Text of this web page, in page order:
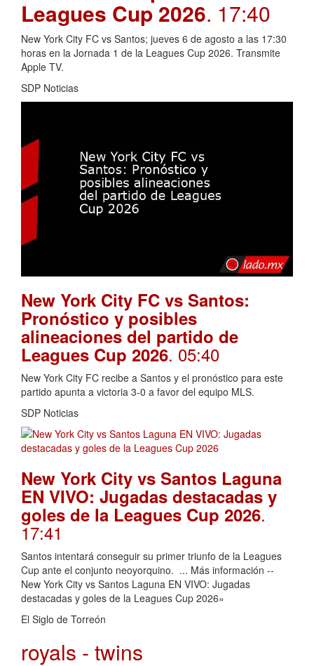
Leagues Cup 2026. 17:40
New York City FC vs Santos; jueves 6 de agosto a las 17:30
horas en la Jornada 1 de la Leagues Cup 2026. Transmite
Apple TV.
SDP Noticias
New York City FC vs Santos:
Pronóstico y posibles
alineaciones del partido de
Leagues Cup 2026. 05:40
New York City FC recibe a Santos y el pronóstico para este
partido apunta a victoria 3-0 a favor del equipo MLS.
SDP Noticias
New York City vs Santos Laguna
EN VIVO: Jugadas destacadas y
goles de la Leagues Cup 2026.
17:41
Santos intentará conseguir su primer triunfo de la Leagues
Cup ante el conjunto neoyorquino. ... Más información --
New York City vs Santos Laguna EN VIVO: Jugadas
destacadas y goles de la Leagues Cup 2026»
El Siglo de Torreón
royals - twins